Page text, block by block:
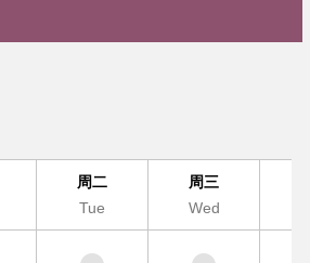
周二
Tue
周三
Wed